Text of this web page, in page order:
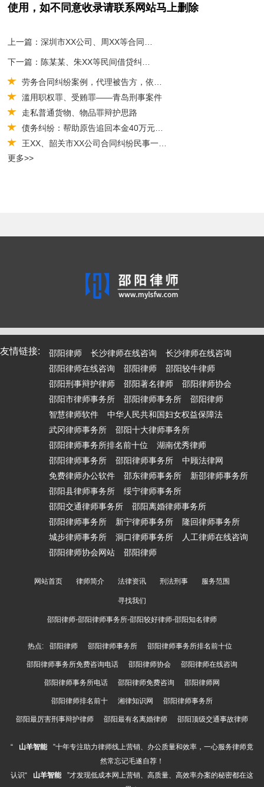
使用，如不同意收录请联系网站马上删除
劳务合同纠纷案例，代理被告方，依法维护权益
滥用职权罪、受贿罪——青岛刑事案件
走私普通货物、物品罪辩护思路
债务纠纷：帮助原告追回本金40万元及利息（法人应当对公司债务承担连带责任）
王XX、韶关市XX公司合同纠纷民事一审民事判决书
更多>>
友情链接: 邵阳律师 长沙律师在线咨询
长沙律师在线咨询
邵阳律师在线咨询
邵阳律师
邵阳较牛律师
邵阳刑事辩护律师
邵阳著名律师
邵阳律师协会
邵阳市律师事务所
邵阳律师事务所
邵阳律师
智慧律师软件
中华人民共和国妇女权益保障法
武冈律师事务所
邵阳十大律师事务所
邵阳律师事务所排名前十位
湖南优秀律师
邵阳律师事务所
邵阳律师事务所
中顾法律网
免费律师办公软件
邵东律师事务所
新邵律师事务所
邵阳县律师事务所
绥宁律师事务所
邵阳交通律师事务所
邵阳离婚律师事务所
邵阳律师事务所
新宁律师事务所
隆回律师事务所
城步律师事务所
洞口律师事务所
人工律师在线咨询
邵阳律师协会网站
邵阳律师
网站首页 律师简介 法律资讯 刑法刑事 服务范围
寻找我们
邵阳律师-邵阳律师事务所-邵阳较好律师-邵阳知名律师
热点: 邵阳律师 邵阳律师事务所 邵阳律师事务所排名前十位
邵阳律师事务所免费咨询电话 邵阳律师协会 邵阳律师在线咨询
邵阳律师事务所电话 邵阳律师免费咨询 邵阳律师网
邵阳律师排名前十 湘律知识网 邵阳律师事务所
邵阳最厉害刑事辩护律师 邵阳最有名离婚律师 邵阳顶级交通事故律师
“ 山羊智能
”十年专注助力律师线上营销、办公质量和效率，一心服务律师竟
然常忘记毛遂自荐！
认识“
山羊智能
”才发现低成本网上营销、高质量、高效率办案的秘密都在这